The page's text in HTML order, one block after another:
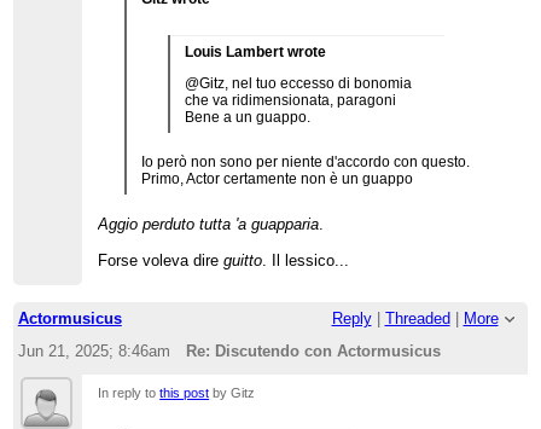
Louis Lambert wrote
@Gitz, nel tuo eccesso di bonomia
che va ridimensionata, paragoni
Bene a un guappo.
Io però non sono per niente d'accordo con questo.
Primo, Actor certamente non è un guappo
Aggio perduto tutta 'a guapparia
Forse voleva direguitto . Il lessico...
Actormusicus Reply| Threaded
More
Jun 21, 2025; 8:46am
Re: Discutendo con Actormusicus
In reply tothis post by Gitz